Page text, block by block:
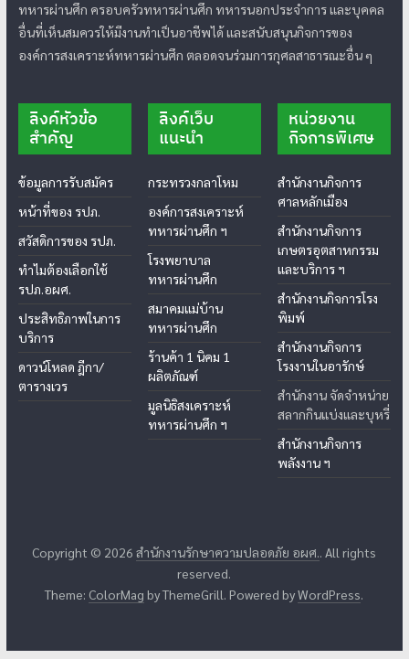
ทหารผ่านศึก ครอบครัวทหารผ่านศึก ทหารนอกประจำการ และบุคคล
อื่นที่เห็นสมควรให้มีงานทำเป็นอาชีพได้ และสนับสนุนกิจการของ
องค์การสงเคราะห์ทหารผ่านศึก ตลอดจนร่วมการกุศลสาธารณะอื่น ๆ
ลิงค์หัวข้อ
สำคัญ
ข้อมูลการรับสมัคร
หน้าที่ของ รปภ.
สวัสดิการของ รปภ.
ทำไมต้องเลือกใช้
รปภ.อผศ.
ประสิทธิภาพในการ
บริการ
ดาวน์โหลด ฎีกา/
ตารางเวร
ลิงค์เว็บ
แนะนำ
กระทรวงกลาโหม
องค์การสงเคราะห์
ทหารผ่านศึก ฯ
โรงพยาบาล
ทหารผ่านศึก
สมาคมแม่บ้าน
ทหารผ่านศึก
ร้านค้า 1 นิคม 1
ผลิตภัณฑ์
มูลนิธิสงเคราะห์
ทหารผ่านศึก ฯ
หน่วยงาน
กิจการพิเศษ
สำนักงานกิจการ
ศาลหลักเมือง
สำนักงานกิจการ
เกษตรอุตสาหกรรม
และบริการ ฯ
สำนักงานกิจการโรง
พิมพ์
สำนักงานกิจการ
โรงงานในอารักษ์
สำนักงาน จัดจำหน่าย
สลากกินแบ่งและบุหรี่
สำนักงานกิจการ
พลังงาน ฯ
Copyright © 2026สำนักงานรักษาความปลอดภัย อผศ.. All rights
reserved.
Theme: ColorMag by ThemeGrill. Powered byWordPress.